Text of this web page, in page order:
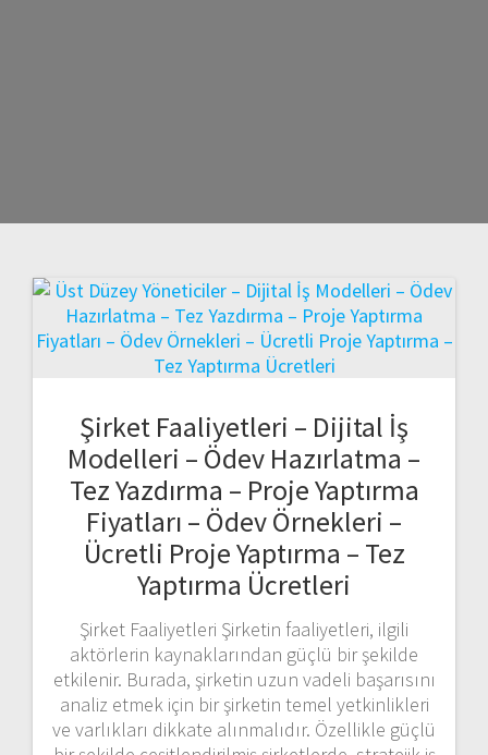
Şirket Faaliyetleri – Dijital İş
Modelleri – Ödev Hazırlatma –
Tez Yazdırma – Proje Yaptırma
Fiyatları – Ödev Örnekleri –
Ücretli Proje Yaptırma – Tez
Yaptırma Ücretleri
Şirket Faaliyetleri Şirketin faaliyetleri, ilgili
aktörlerin kaynaklarından güçlü bir şekilde
etkilenir. Burada, şirketin uzun vadeli başarısını
analiz etmek için bir şirketin temel yetkinlikleri
ve varlıkları dikkate alınmalıdır. Özellikle güçlü